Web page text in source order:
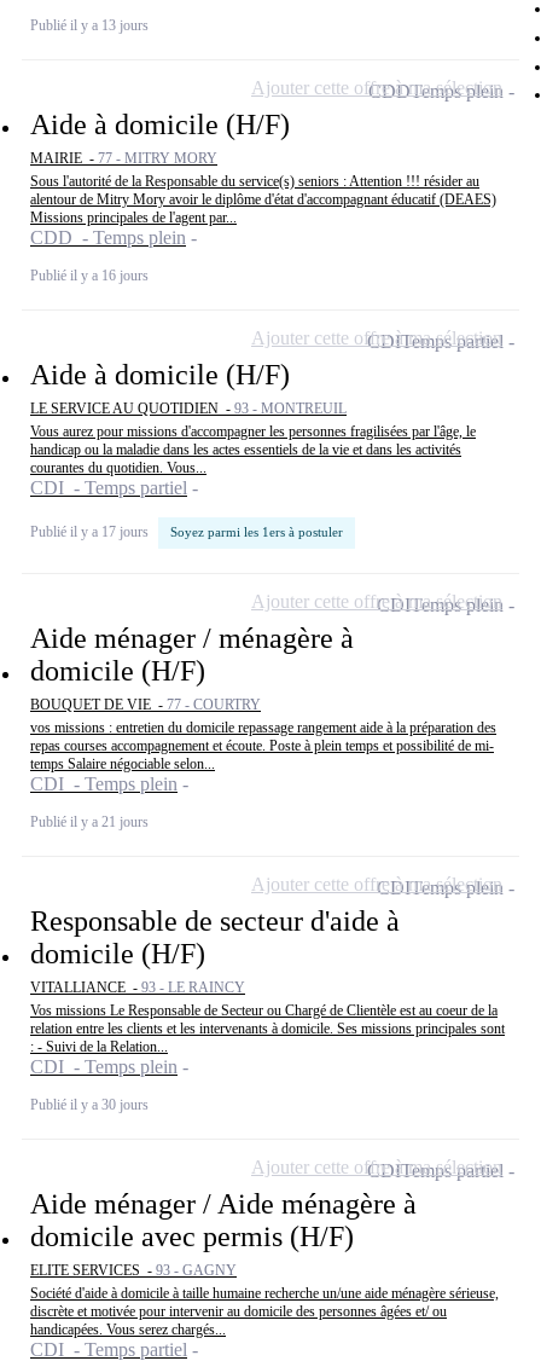
Publié il y a 13 jours
Aide à domicile (H/F)
MAIRIE - 77 - MITRY MORY
Sous l'autorité de la Responsable du service(s) seniors : Attention !!! résider au
alentour de Mitry Mory avoir le diplôme d'état d'accompagnant éducatif (DEAES)
Missions principales de l'agent par...
CDD - Temps plein
Publié il y a 16 jours
CDDTemps plein
Ajouter cette offre à ma sélection
Aide à domicile (H/F)
LE SERVICE AU QUOTIDIEN - 93 - MONTREUIL
Vous aurez pour missions d'accompagner les personnes fragilisées par l'âge, le
handicap ou la maladie dans les actes essentiels de la vie et dans les activités
courantes du quotidien. Vous...
CDI - Temps partiel
Publié il y a 17 jours Soyez parmi les 1ers à postuler
CDITemps partiel
Ajouter cette offre à ma sélection
Aide ménager / ménagère à
domicile (H/F)
BOUQUET DE VIE - 77 - COURTRY
vos missions : entretien du domicile repassage rangement aide à la préparation des
repas courses accompagnement et écoute. Poste à plein temps et possibilité de mi-
temps Salaire négociable selon...
CDI - Temps plein
Publié il y a 21 jours
CDITemps plein
Ajouter cette offre à ma sélection
Responsable de secteur d'aide à
domicile (H/F)
VITALLIANCE - 93 - LE RAINCY
Vos missions Le Responsable de Secteur ou Chargé de Clientèle est au coeur de la
relation entre les clients et les intervenants à domicile. Ses missions principales sont
: - Suivi de la Relation...
CDI - Temps plein
Publié il y a 30 jours
CDITemps plein
Ajouter cette offre à ma sélection
Aide ménager / Aide ménagère à
domicile avec permis (H/F)
ELITE SERVICES - 93 - GAGNY
Société d'aide à domicile à taille humaine recherche un/une aide ménagère sérieuse,
discrète et motivée pour intervenir au domicile des personnes âgées et/ ou
handicapées. Vous serez chargés...
CDI - Temps partiel
CDITemps partiel
Ajouter cette offre à ma sélection